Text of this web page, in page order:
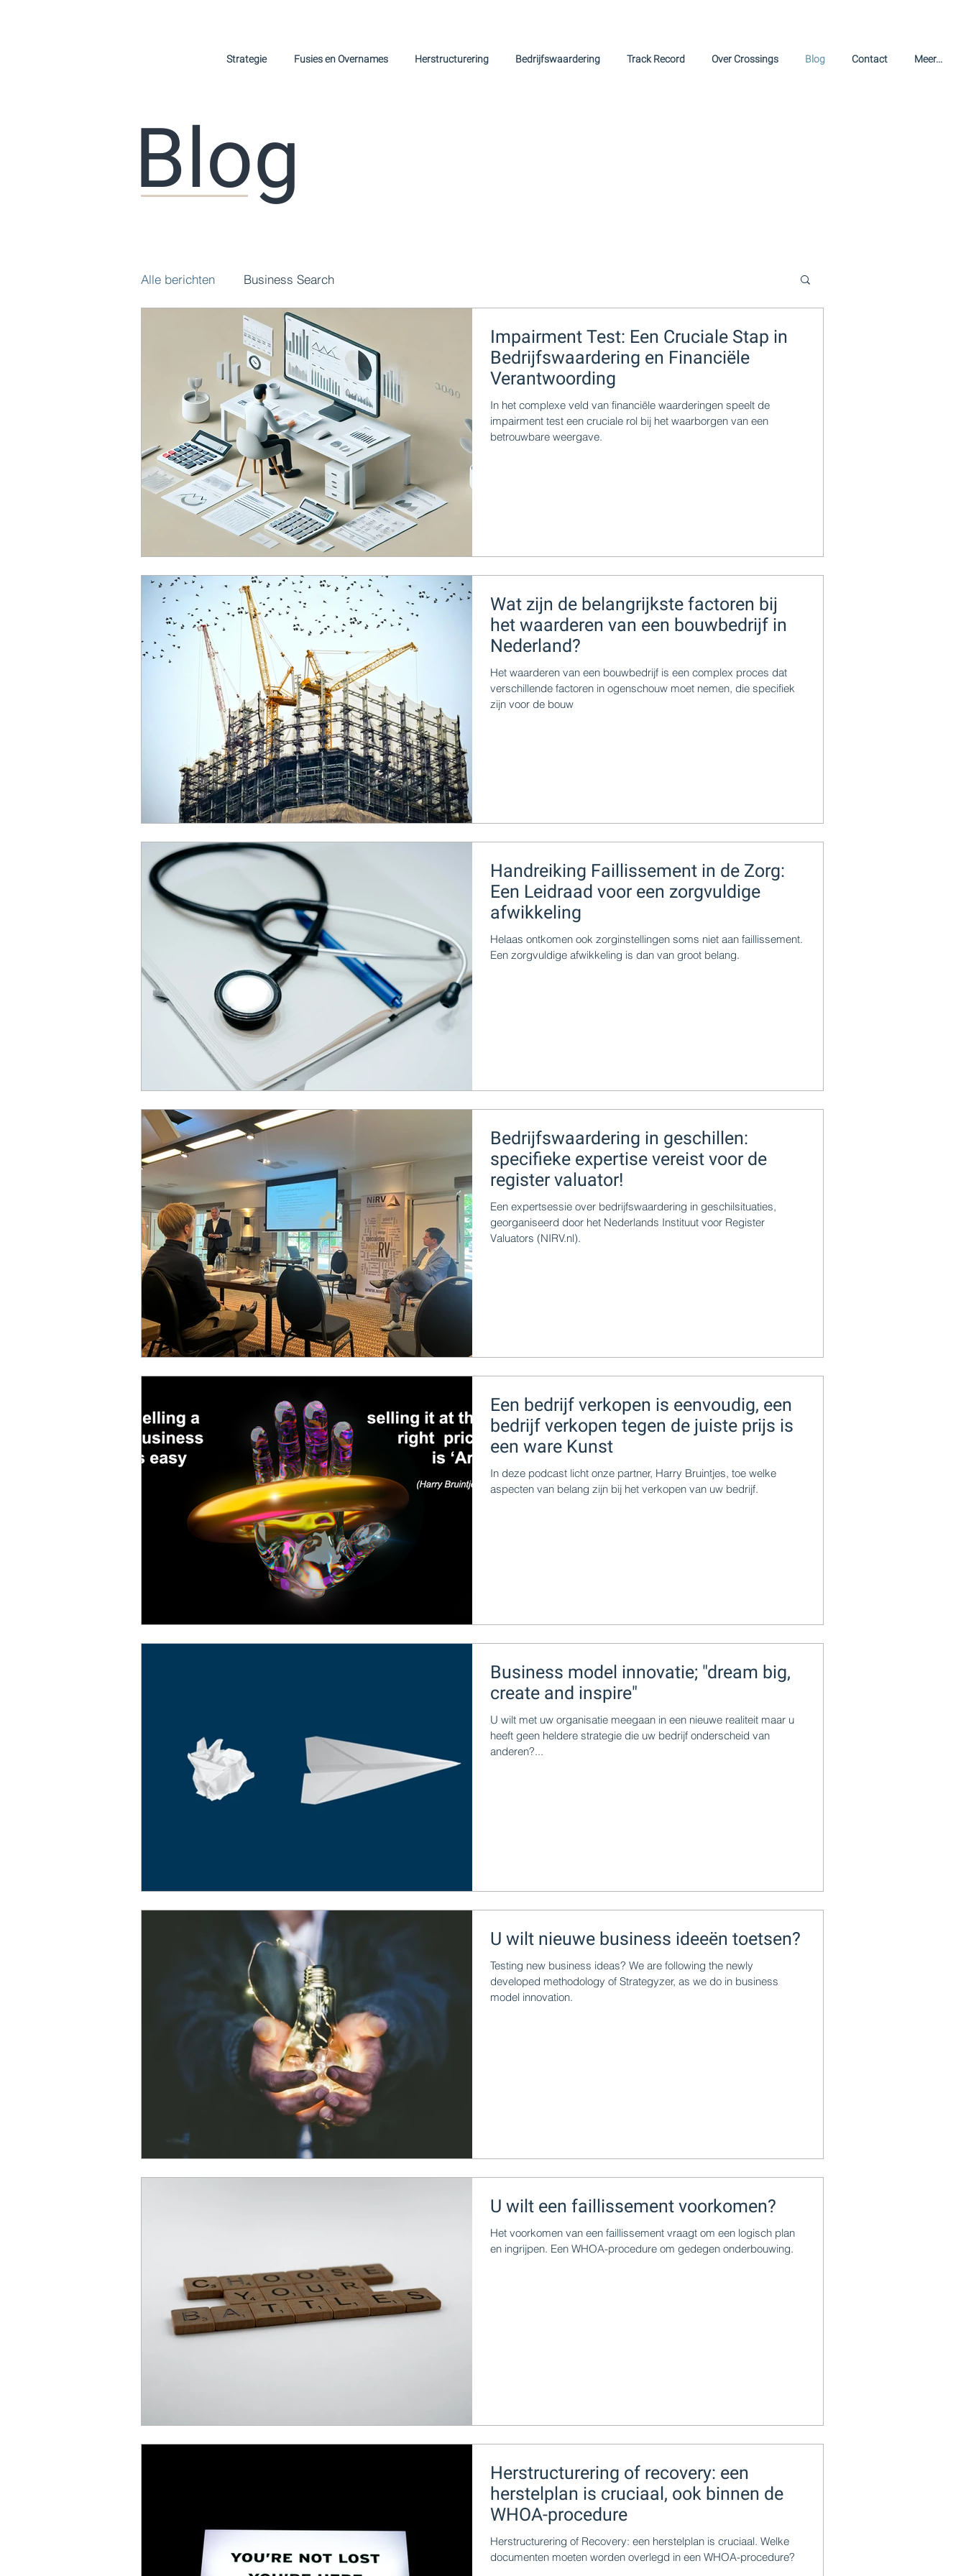
Strategie Fusies en Overnames Herstructurering Bedrijfswaardering Track Record Over Crossings Blog Contact Meer...
Blog
Alle berichten Business Search
Impairment Test: Een Cruciale Stap in
Bedrijfswaardering en Financiële
Verantwoording
In het complexe veld van financiële waarderingen speelt de
impairment test een cruciale rol bij het waarborgen van een
betrouwbare weergave.
Wat zijn de belangrijkste factoren bij
het waarderen van een bouwbedrijf in
Nederland?
Het waarderen van een bouwbedrijf is een complex proces dat
verschillende factoren in ogenschouw moet nemen, die specifiek
zijn voor de bouw
Handreiking Faillissement in de Zorg:
Een Leidraad voor een zorgvuldige
afwikkeling
Helaas ontkomen ook zorginstellingen soms niet aan faillissement.
Een zorgvuldige afwikkeling is dan van groot belang.
Bedrijfswaardering in geschillen:
specifieke expertise vereist voor de
register valuator!
Een expertsessie over bedrijfswaardering in geschilsituaties,
georganiseerd door het Nederlands Instituut voor Register
Valuators (NIRV.nl).
Een bedrijf verkopen is eenvoudig, een
bedrijf verkopen tegen de juiste prijs is
een ware Kunst
In deze podcast licht onze partner, Harry Bruintjes, toe welke
aspecten van belang zijn bij het verkopen van uw bedrijf.
Business model innovatie; "dream big,
create and inspire"
U wilt met uw organisatie meegaan in een nieuwe realiteit maar u
heeft geen heldere strategie die uw bedrijf onderscheid van
anderen?...
U wilt nieuwe business ideeën toetsen?
Testing new business ideas? We are following the newly
developed methodology of Strategyzer, as we do in business
model innovation.
U wilt een faillissement voorkomen?
Het voorkomen van een faillissement vraagt om een logisch plan
en ingrijpen. Een WHOA-procedure om gedegen onderbouwing.
Herstructurering of recovery: een
herstelplan is cruciaal, ook binnen de
WHOA-procedure
Herstructurering of Recovery: een herstelplan is cruciaal. Welke
documenten moeten worden overlegd in een WHOA-procedure?